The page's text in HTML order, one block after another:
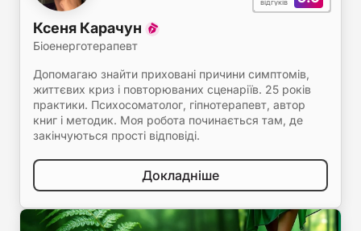
відгуків
Ксеня Карачун
Біоенерготерапевт
Допомагаю знайти приховані причини симптомів,
життєвих криз і повторюваних сценаріїв. 25 років
практики. Психосоматолог, гіпнотерапевт, автор
книг і методик. Моя робота починається там, де
закінчуються прості відповіді.
Докладніше